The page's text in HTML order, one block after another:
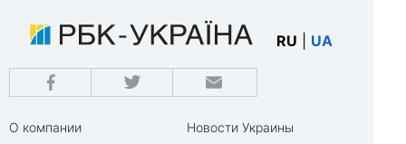
RU UA
О компании
Новости Украины